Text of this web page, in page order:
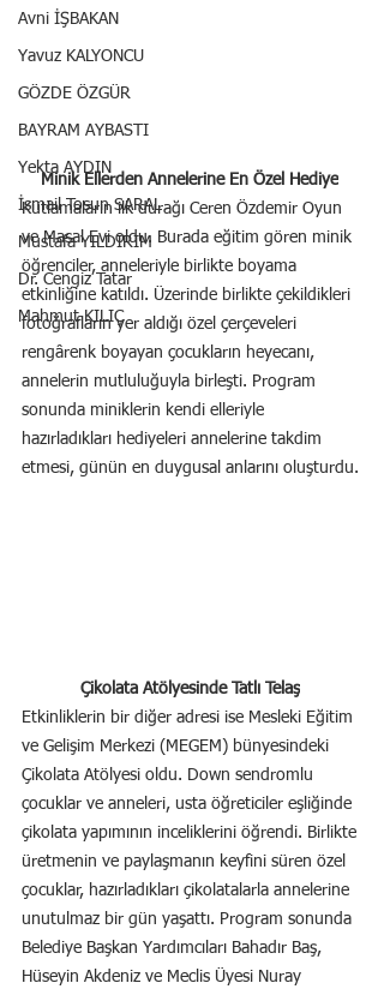
Avni İŞBAKAN
Yavuz KALYONCU
GÖZDE ÖZGÜR
BAYRAM AYBASTI
Yekta AYDIN
İsmail Tosun SARAL
Mustafa YILDIRIM
Dr. Cengiz Tatar
Mahmut KILIÇ
Minik Ellerden Annelerine En Özel Hediye
Kutlamaların ilk durağı Ceren Özdemir Oyun
ve Masal Evi oldu. Burada eğitim gören minik
öğrenciler, anneleriyle birlikte boyama
etkinliğine katıldı. Üzerinde birlikte çekildikleri
fotoğrafların yer aldığı özel çerçeveleri
rengârenk boyayan çocukların heyecanı,
annelerin mutluluğuyla birleşti. Program
sonunda miniklerin kendi elleriyle
hazırladıkları hediyeleri annelerine takdim
etmesi, günün en duygusal anlarını oluşturdu.
Çikolata Atölyesinde Tatlı Telaş
Etkinliklerin bir diğer adresi ise Mesleki Eğitim
ve Gelişim Merkezi (MEGEM) bünyesindeki
Çikolata Atölyesi oldu. Down sendromlu
çocuklar ve anneleri, usta öğreticiler eşliğinde
çikolata yapımının inceliklerini öğrendi. Birlikte
üretmenin ve paylaşmanın keyfini süren özel
çocuklar, hazırladıkları çikolatalarla annelerine
unutulmaz bir gün yaşattı. Program sonunda
Belediye Başkan Yardımcıları Bahadır Baş,
Hüseyin Akdeniz ve Meclis Üyesi Nuray